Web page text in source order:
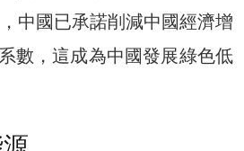
中國已承諾削減中國經濟增
數，這成為中國發展綠色低